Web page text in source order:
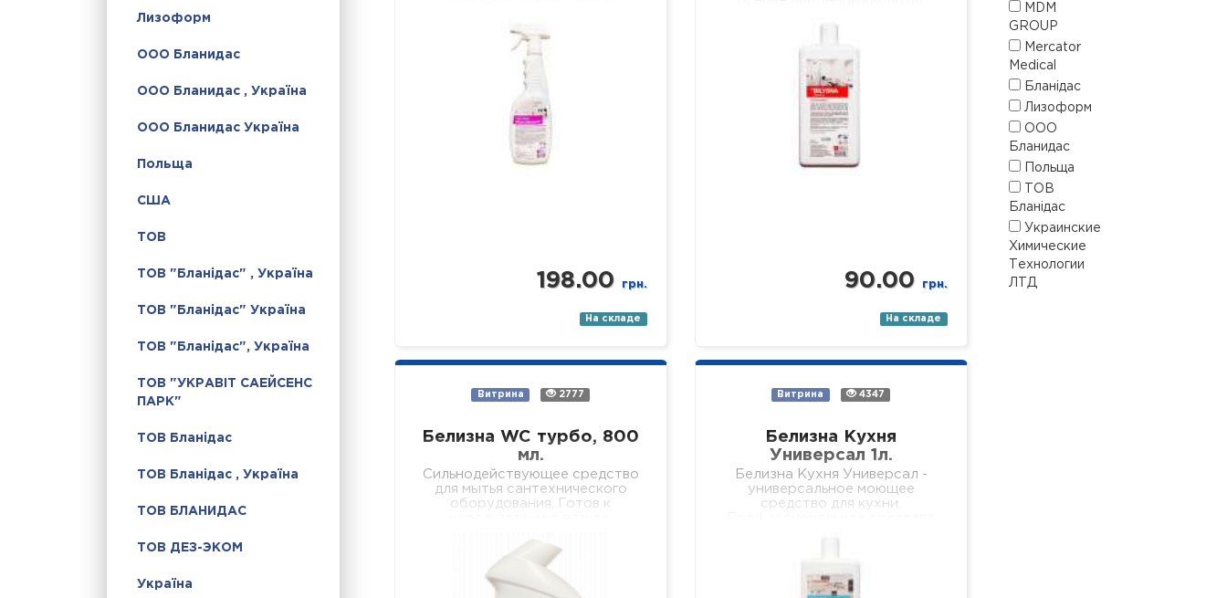
Лизоформ
ООО Бланидас
ООО Бланидас , Україна
ООО Бланидас Україна
Польща
США
ТОВ
ТОВ "Бланідас" , Україна
ТОВ "Бланідас" Україна
ТОВ "Бланідас", Україна
ТОВ "УКРАВІТ САЕЙСЕНС
ПАРК"
ТОВ Бланідас
ТОВ Бланідас , Україна
ТОВ БЛАНИДАС
ТОВ ДЕЗ-ЭКОМ
Україна
биологических выделений в
отделениях лечебных
учреждений разного профиля,
учебных и дошкольных
общественного и…
198.00 грн.
На складе
всех поверхностей с
90.00 грн.
На складе
Витрина 2777
Белизна WC турбо, 800
мл.
Сильнодействующее средство
для мытья сантехнического
оборудования. Готов к
для безопасного и
качественного удаления
мочевого камня, кальциевых и
известковых отложений с
Витрина 4347
Белизна Кухня
Универсал 1л.
Белизна Кухня Универсал -
универсальное моющее
средство для кухни.
поверхностей на кухне (пол,
стены,…
MDM
GROUP
Mercator
Medical
Бланідас
Лизоформ
ООО
Бланидас
Польща
ТОВ
Бланідас
Украинские
Химические
Технологии
ЛТД